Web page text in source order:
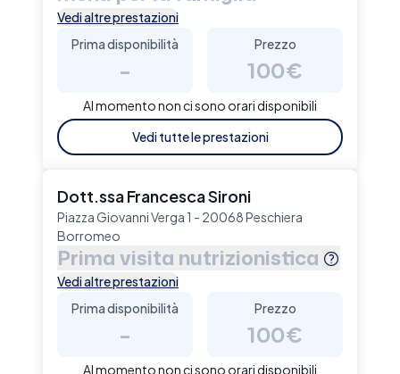
Vedi altre prestazioni
Prima disponibilità
-
Prezzo
100€
Al momento non ci sono orari disponibili
Vedi tutte le prestazioni
Dott.ssa Francesca Sironi
Piazza Giovanni Verga 1 - 20068 Peschiera
Borromeo
Prima visita nutrizionistica
Vedi altre prestazioni
Prima disponibilità
-
Prezzo
100€
Al momento non ci sono orari disponibili